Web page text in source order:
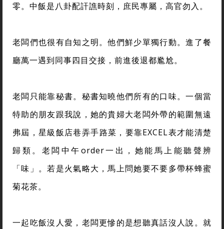
零。中飯是八卦配訐譙時刻，庶民專屬，高官勿入。
老闆們也很有自知之明。他們鮮少單獨行動。進了餐
廳萬一遇到同事四目交接，前進後退都尷尬。
老闆只能靠秘書。秘書知曉他們所有的口味。一個當
特助的朋友跟我說，她的貴婦大老闆外帶的範圍無遠
弗屆，星級飯店巷弄手路菜，要靠EXCEL表才能清楚
歸類。老闆中午order一出，她能馬上能聽聲辨
「味」。若是火氣略大，馬上問她要不要多帶杯蜂蜜
菊花茶。
一起吃飯沒人愛，老闆更慘的是想聽真話沒人說。就